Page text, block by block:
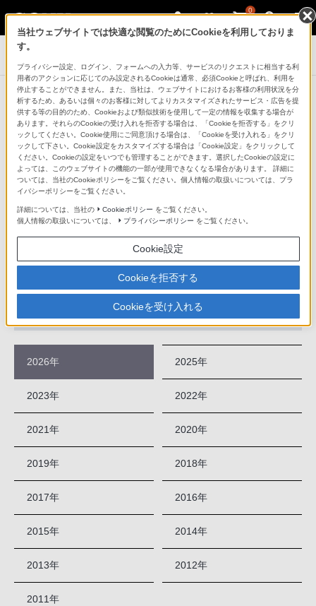
0
コンポーネントオーディオ
本体アップデート情報
ソフトウェアアップデートが実施出来なかった場合
型名から絞り込み
※半角英数で入力してください（入力例：TA-DA5800ES）
※検索対象は2011年1月以降の本体アップデート情報です。
2026年 2025年
2023年 2022年
2021年 2020年
2019年 2018年
2017年 2016年
2015年 2014年
2013年 2012年
2011年
当社ウェブサイトでは快適な閲覧のためにCookieを利用しておりま
す。
プライバシー設定、ログイン、フォームへの入力等、サービスのリクエストに相当する利
用者のアクションに応じてのみ設定されるCookieは通常、必須Cookieと呼ばれ、利用を
停止することができません。また、当社は、ウェブサイトにおけるお客様の利用状況を分
析するため、あるいは個々のお客様に対してよりカスタマイズされたサービス・広告を提
供する等の目的のため、Cookieおよび類似技術を使用して一定の情報を収集する場合が
あります。それらのCookieの受け入れを拒否する場合は、「Cookieを拒否する」をクリ
ックしてください。Cookie使用にご同意頂ける場合は、「Cookieを受け入れる」をクリ
ックして下さい。Cookie設定をカスタマイズする場合は「Cookie設定」をクリックして
ください。Cookieの設定をいつでも管理することができます。選択したCookieの設定に
よっては、このウェブサイトの機能の一部が使用できなくなる場合があります。 詳細に
ついては、当社のCookieポリシーをご覧ください。個人情報の取扱いについては、プラ
イバシーポリシーをご覧ください。
詳細については、当社の Cookieポリシー をご覧ください。
個人情報の取扱いについては、
プライバシーポリシー をご覧ください。
Cookie設定
Cookieを拒否する
Cookieを受け入れる